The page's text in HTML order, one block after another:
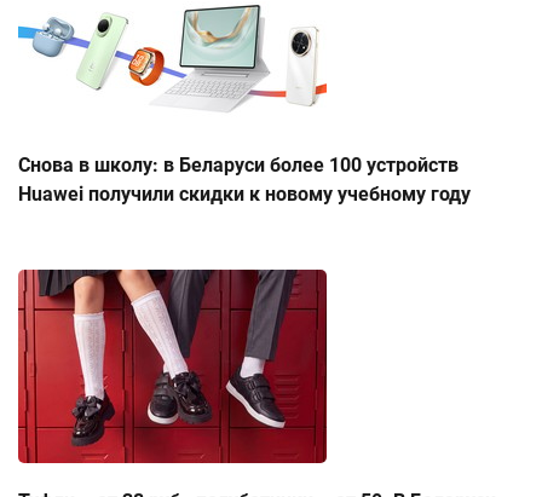
Снова в школу: в Беларуси более 100 устройств
Huawei получили скидки к новому учебному году